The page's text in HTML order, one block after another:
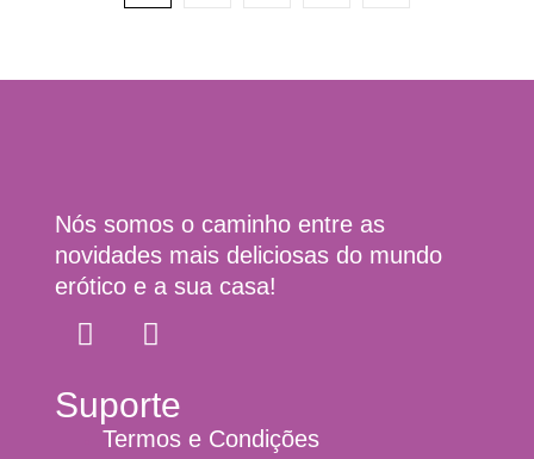
Nós somos o caminho entre as
novidades mais deliciosas do mundo
erótico e a sua casa!
Suporte
Termos e Condições